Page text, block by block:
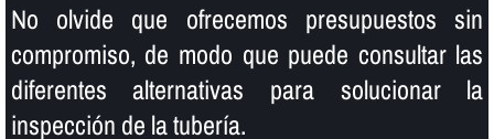
No olvide que ofrecemos presupuestos sin
compromiso, de modo que puede consultar las
diferentes alternativas para solucionar la
inspección de la tuberí­a.